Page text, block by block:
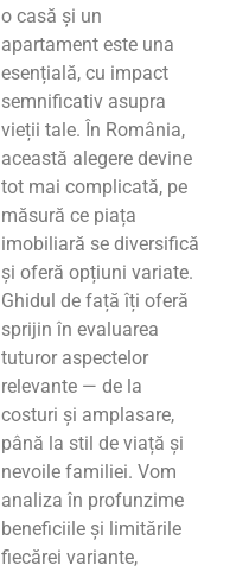
o casă și un
apartament este una
esențială, cu impact
semnificativ asupra
vieții tale. În România,
această alegere devine
tot mai complicată, pe
măsură ce piața
imobiliară se diversifică
și oferă opțiuni variate.
Ghidul de față îți oferă
sprijin în evaluarea
tuturor aspectelor
relevante — de la
costuri și amplasare,
până la stil de viață și
nevoile familiei. Vom
analiza în profunzime
beneficiile și limitările
fiecărei variante,